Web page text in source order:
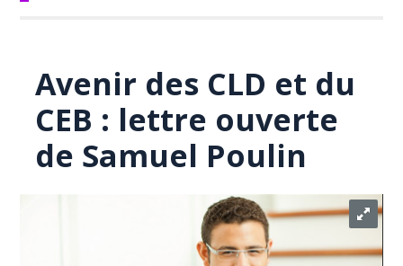
Avenir des CLD et du
CEB : lettre ouverte
de Samuel Poulin